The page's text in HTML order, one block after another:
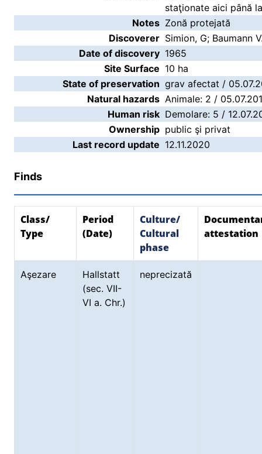
staţionate aici până
Notes Zonă protejată
Discoverer Simion, G; Baumann
Date of discovery 1965
Site Surface 10 ha
State of preservation grav afectat /
Natural hazards Animale: 2 /
Human risk Demolare: 5 /
Ownership public şi privat
Last record update 12.11.2020
Finds
Class/
Type
Period
(Date)
Culture/
Cultural
phase
attestation
Aşezare
Hallstatt
(sec. VII-
VI a. Chr.)
neprecizată